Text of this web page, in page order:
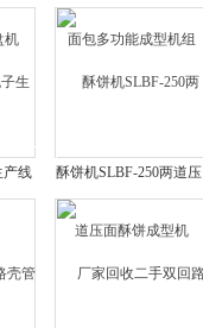
包多功能成型机组
产线
酥饼机SLBF-250两道压
面酥饼成型机